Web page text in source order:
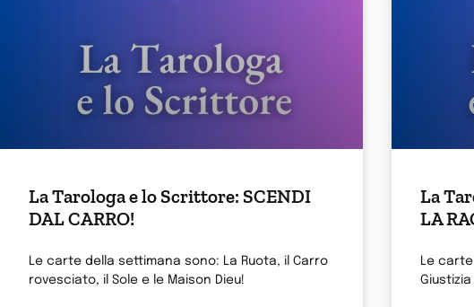
La Tarologa e lo Scrittore: SCENDI
DAL CARRO!
Le carte della settimana sono: La Ruota, il Carro
rovesciato, il Sole e le Maison Dieu!
La
LA
Le